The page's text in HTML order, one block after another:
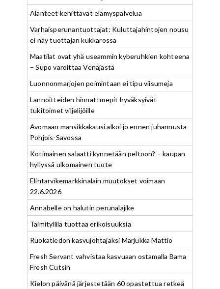
Alanteet kehittävät elämyspalvelua
Varhaisperunantuottajat: Kuluttajahintojen nousu
ei näy tuottajan kukkarossa
Maatilat ovat yhä useammin kyberuhkien kohteena
– Supo varoittaa Venäjästä
Luonnonmarjojen poimintaan ei tipu viisumeja
Lannoitteiden hinnat: mepit hyväksyivät
tukitoimet viljelijöille
Avomaan mansikkakausi alkoi jo ennen juhannusta
Pohjois-Savossa
Kotimainen salaatti kynnetään peltoon? – kaupan
hyllyssä ulkomainen tuote
Elintarvikemarkkinalain muutokset voimaan
22.6.2026
Annabelle on halutin perunalajike
Taimityllilä tuottaa erikoisuuksia
Ruokatiedon kasvujohtajaksi Marjukka Mattio
Fresh Servant vahvistaa kasvuaan ostamalla Bama
Fresh Cutsin
Kielon päivänä järjestetään 60 opastettua retkeä